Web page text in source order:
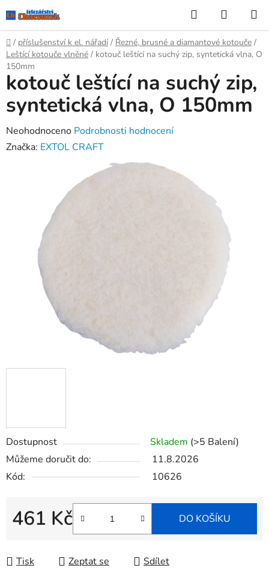
na
obsah
Hledat
KOŠÍK
Domů
/ příslušenství k el. nářadí / Řezné, brusné a diamantové kotouče /
Leštící kotouče vlněné / kotouč leštící na suchý zip, syntetická vlna, O
150mm
Dostupnost Skladem (>5 Balení)
Můžeme doručit do:
11.8.2026
Kód:
10626
461 Kč DO KOŠÍKU
Tisk Zeptat se Sdílet
kotouč leštící na suchý zip,
syntetická vlna, O 150mm
Průměrné
hodnocení
hvězdiček.
Neohodnoceno Podrobnosti hodnocení
Značka: EXTOL CRAFT